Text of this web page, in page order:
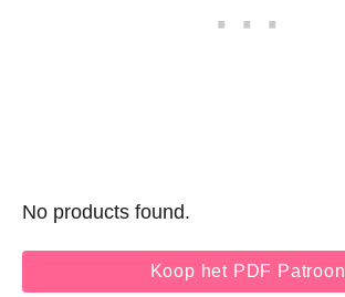
No products found.
Koop het PDF Patroon